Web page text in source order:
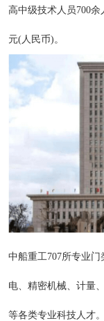
高中级技术人员700
元(人民币)。
中船重工707所专业门
电、精密机械、计量
等各类专业科技人才